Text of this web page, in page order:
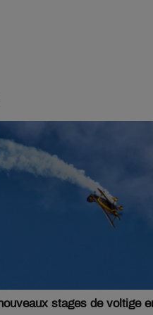
stages de voltige